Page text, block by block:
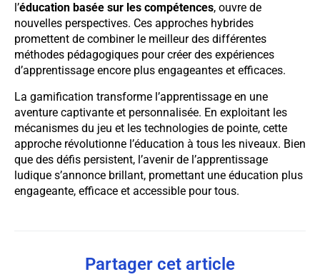
l’éducation basée sur les compétences, ouvre de
nouvelles perspectives. Ces approches hybrides
promettent de combiner le meilleur des différentes
méthodes pédagogiques pour créer des expériences
d’apprentissage encore plus engageantes et efficaces.
La gamification transforme l’apprentissage en une
aventure captivante et personnalisée. En exploitant les
mécanismes du jeu et les technologies de pointe, cette
approche révolutionne l’éducation à tous les niveaux. Bien
que des défis persistent, l’avenir de l’apprentissage
ludique s’annonce brillant, promettant une éducation plus
engageante, efficace et accessible pour tous.
Partager cet article